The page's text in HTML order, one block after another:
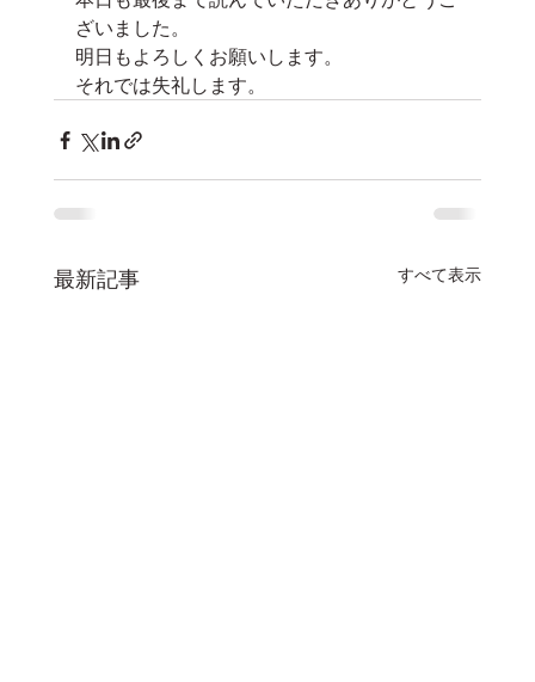
ざいました。
明日もよろしくお願いします。
それでは失礼します。
最新記事 すべて表示